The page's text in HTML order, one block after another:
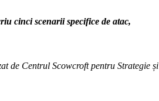
cinci scenarii specifice de atac,
de Centrul Scowcroft pentru Strategie și